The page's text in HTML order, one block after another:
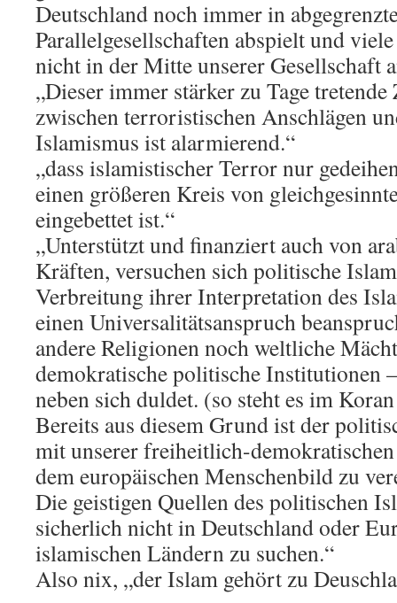
Deutschland noch immer in
Parallelgesellschaften abspielt und
nicht in der Mitte unserer Gesellschaft
„Dieser immer stärker zu Tage
zwischen terroristischen Anschlägen
Islamismus ist alarmierend.“
„dass islamistischer Terror nur
einen größeren Kreis von
eingebettet ist.“
„Unterstützt und finanziert auch von
Kräften, versuchen sich politische
Verbreitung ihrer Interpretation des
einen Universalitätsanspruch
andere Religionen noch weltliche
demokratische politische Institutionen
neben sich duldet. (so steht es im
Bereits aus diesem Grund ist der
mit unserer freiheitlich-
dem europäischen Menschenbild zu
Die geistigen Quellen des politischen
sicherlich nicht in Deutschland oder
islamischen Ländern zu suchen.“
Also nix, „der Islam gehört zu